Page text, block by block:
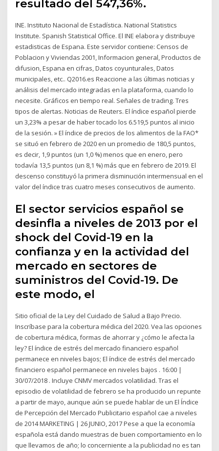
resultado del 547,36%.
INE. Instituto Nacional de Estadística. National Statistics
Institute. Spanish Statistical Office. El INE elabora y distribuye
estadisticas de Espana. Este servidor contiene: Censos de
Poblacion y Viviendas 2001, Informacion general, Productos de
difusion, Espana en cifras, Datos coyunturales, Datos
municipales, etc.. Q2016.es Reaccione a las últimas noticias y
análisis del mercado integradas en la plataforma, cuando lo
necesite. Gráficos en tiempo real. Señales de trading. Tres
tipos de alertas. Noticias de Reuters. El índice español pierde
un 3,23% a pesar de haber tocado los 6.519,5 puntos al inicio
de la sesión. » El índice de precios de los alimentos de la FAO*
se situó en febrero de 2020 en un promedio de 180,5 puntos,
es decir, 1,9 puntos (un 1,0 %) menos que en enero, pero
todavía 13,5 puntos (un 8,1 %) más que en febrero de 2019. El
descenso constituyó la primera disminución intermensual en el
valor del índice tras cuatro meses consecutivos de aumento.
El sector servicios español se
desinfla a niveles de 2013 por el
shock del Covid-19 en la
confianza y en la actividad del
mercado en sectores de
suministros del Covid-19. De
este modo, el
Sitio oficial de la Ley del Cuidado de Salud a Bajo Precio.
Inscríbase para la cobertura médica del 2020. Vea las opciones
de cobertura médica, formas de ahorrar y ¿cómo le afecta la
ley? El índice de estrés del mercado financiero español
permanece en niveles bajos; El índice de estrés del mercado
financiero español permanece en niveles bajos . 16:00 |
30/07/2018 . Incluye CNMV mercados volatilidad. Tras el
episodio de volatilidad de febrero se ha producido un repunte
a partir de mayo, aunque aún se puede hablar de un El Índice
de Percepción del Mercado Publicitario español cae a niveles
de 2014 MARKETING | 26 JUNIO, 2017 Pese a que la economía
española está dando muestras de buen comportamiento en lo
que llevamos de año; lo concerniente a la publicidad no es tan